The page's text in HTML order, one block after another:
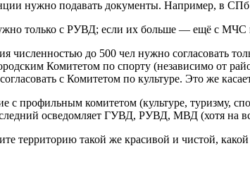
нужно подавать документы. Например, в СПб
только с РУВД; если их больше — ещё с
численностью до 500 чел нужно согласовать
Комитетом по спорту (независимо от
с Комитетом по культуре. Это же
с профильным комитетом (культуре, туризму,
осведомляет ГУВД, РУВД, МВД (хотя на
территорию такой же красивой и чистой,